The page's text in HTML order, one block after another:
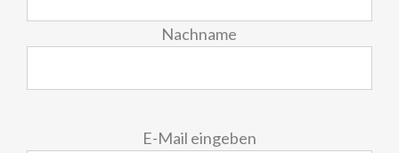
Nachname
E-Mail eingeben